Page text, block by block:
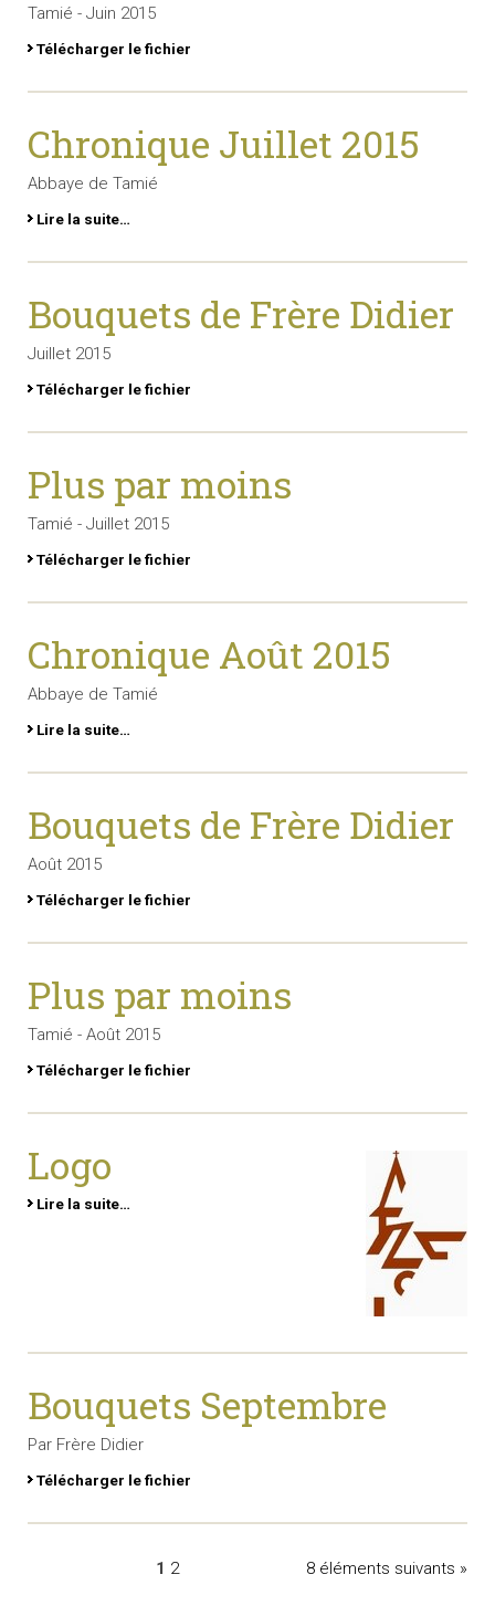
Tamié - Juin 2015
Télécharger le fichier
Chronique Juillet 2015
Abbaye de Tamié
Lire la suite…
Bouquets de Frère Didier
Juillet 2015
Télécharger le fichier
Plus par moins
Tamié - Juillet 2015
Télécharger le fichier
Chronique Août 2015
Abbaye de Tamié
Lire la suite…
Bouquets de Frère Didier
Août 2015
Télécharger le fichier
Plus par moins
Tamié - Août 2015
Télécharger le fichier
Logo
Lire la suite…
Bouquets Septembre
Par Frère Didier
Télécharger le fichier
8 éléments suivants »
1 2